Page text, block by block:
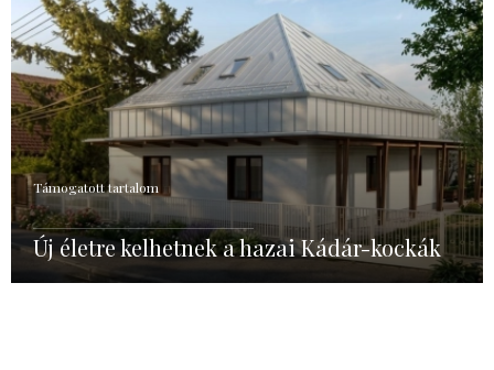
Támogatott tartalom
Új életre kelhetnek a hazai Kádár-kockák